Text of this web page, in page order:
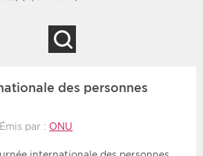
7
10
Type d'information
Rendez-vous
des personnes
Émis par : ONU